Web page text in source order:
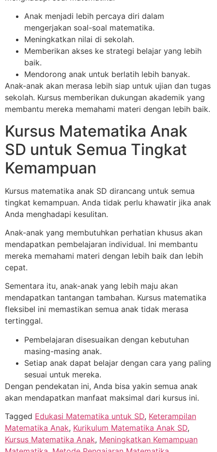
Anak menjadi lebih percaya diri dalam
mengerjakan soal-soal matematika.
Meningkatkan nilai di sekolah.
Memberikan akses ke strategi belajar yang lebih
baik.
Mendorong anak untuk berlatih lebih banyak.
Anak-anak akan merasa lebih siap untuk ujian dan tugas
sekolah. Kursus memberikan dukungan akademik yang
membantu mereka memahami materi dengan lebih baik.
Kursus Matematika Anak
SD untuk Semua Tingkat
Kemampuan
Kursus matematika anak SD dirancang untuk semua
tingkat kemampuan. Anda tidak perlu khawatir jika anak
Anda menghadapi kesulitan.
Anak-anak yang membutuhkan perhatian khusus akan
mendapatkan pembelajaran individual. Ini membantu
mereka memahami materi dengan lebih baik dan lebih
cepat.
Sementara itu, anak-anak yang lebih maju akan
mendapatkan tantangan tambahan. Kursus matematika
fleksibel ini memastikan semua anak tidak merasa
tertinggal.
Pembelajaran disesuaikan dengan kebutuhan
masing-masing anak.
Setiap anak dapat belajar dengan cara yang paling
sesuai untuk mereka.
Dengan pendekatan ini, Anda bisa yakin semua anak
akan mendapatkan manfaat maksimal dari kursus ini.
Tagged Edukasi Matematika untuk SD, Keterampilan
Matematika Anak, Kurikulum Matematika Anak SD,
Kursus Matematika Anak, Meningkatkan Kemampuan